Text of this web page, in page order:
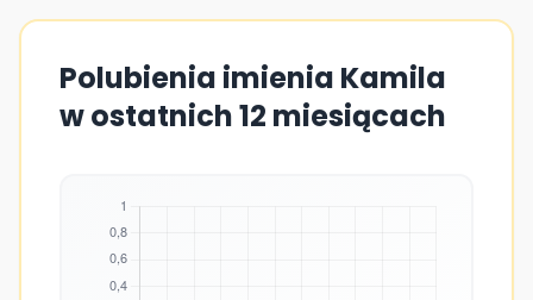
Polubienia imienia Kamila
w ostatnich 12 miesiącach